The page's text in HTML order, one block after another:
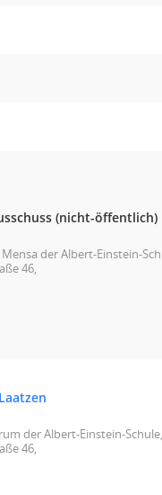
(nicht-öffentlich)
der Albert-Einstein-
46,
der Albert-Einstein-Schule,
46,